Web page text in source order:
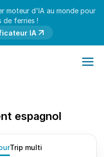
moteur d'IA au monde pour
de ferries !
IA
espagnol
Trip multi